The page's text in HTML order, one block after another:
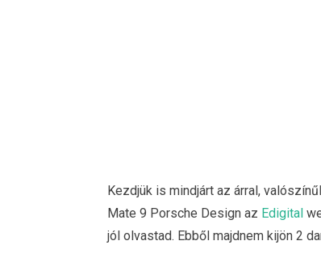
Kezdjük is mindjárt az árral,
Mate 9 Porsche Design az Edigital
jól olvastad. Ebből majdnem kijön 2